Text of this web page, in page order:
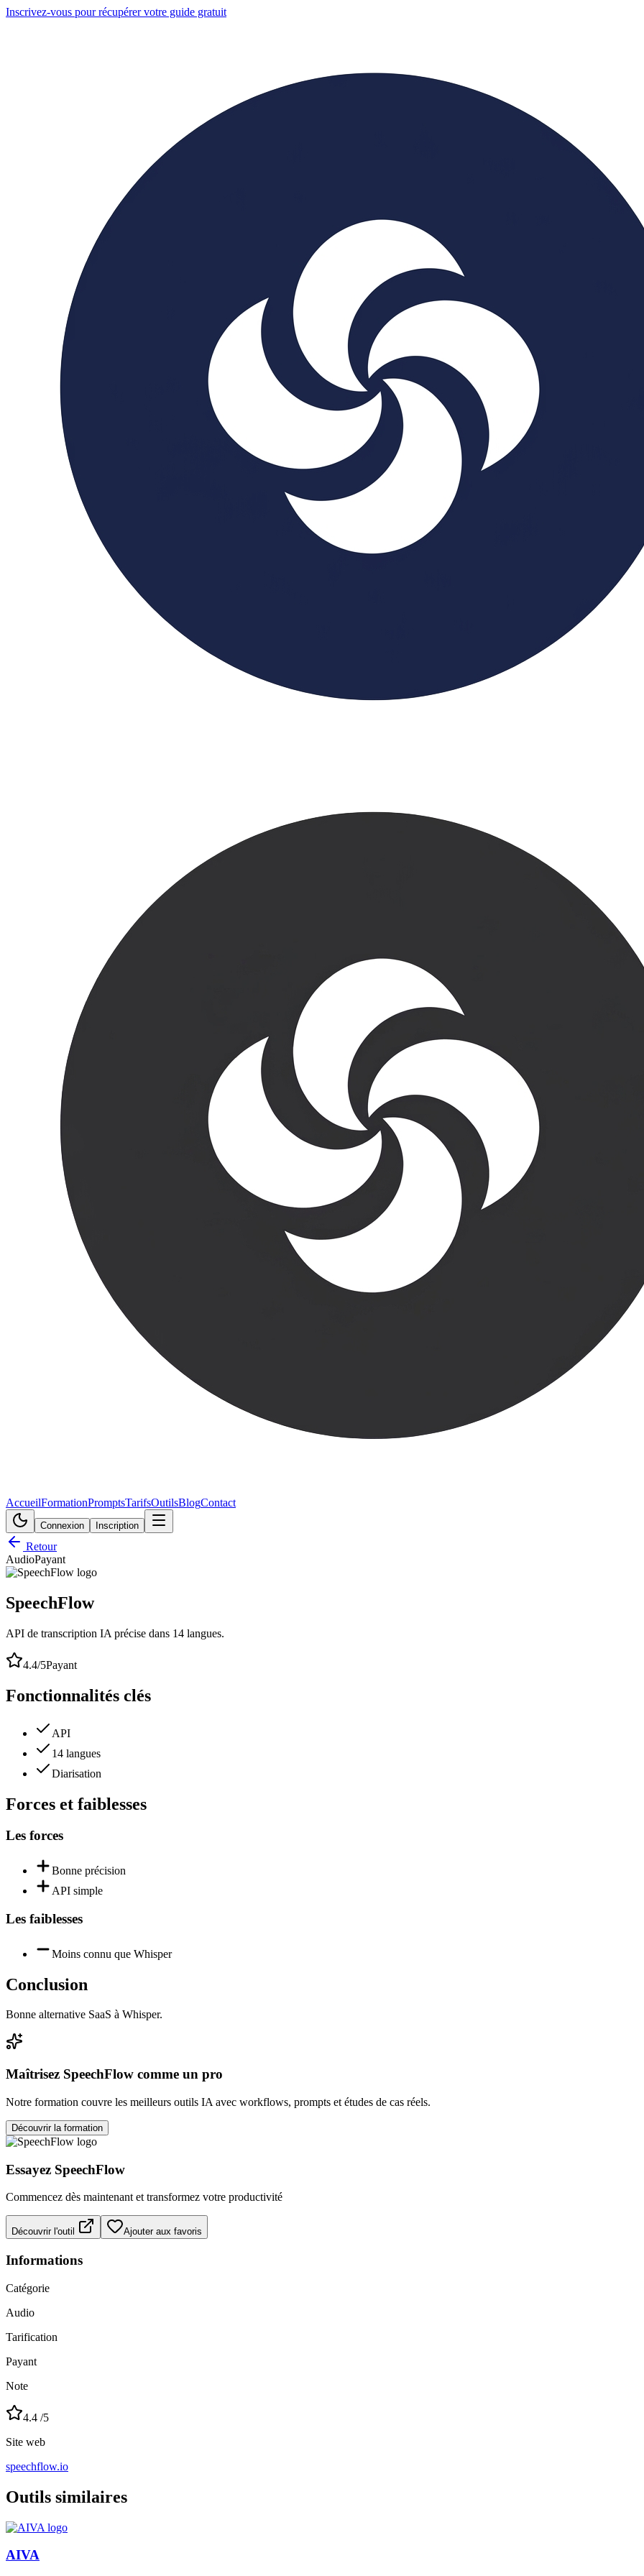
Inscrivez-vous pour récupérer votre guide gratuit
AccueilFormationPromptsTarifsOutilsBlogContact
Connexion Inscription
Retour
AudioPayant
SpeechFlow
API de transcription IA précise dans 14 langues.
4.4/5Payant
Fonctionnalités clés
API
14 langues
Diarisation
Forces et faiblesses
Les forces
Bonne précision
API simple
Les faiblesses
Moins connu que Whisper
Conclusion
Bonne alternative SaaS à Whisper.
Maîtrisez SpeechFlow comme un pro
Notre formation couvre les meilleurs outils IA avec workflows, prompts et études de cas réels.
Découvrir la formation
Essayez SpeechFlow
Commencez dès maintenant et transformez votre productivité
Découvrir l'outil Ajouter aux favoris
Informations
Catégorie
Audio
Tarification
Payant
Note
4.4 /5
Site web
speechflow.io
Outils similaires
AIVA